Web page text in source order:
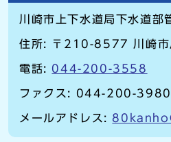
川崎市上下水道局下水道部
住所: 〒210-8577 川崎市
電話: 044-200-3558
ファクス: 044-200-3980
メールアドレス: